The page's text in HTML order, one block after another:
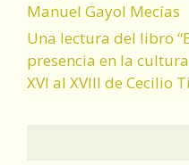
Manuel Gayol Mecías
Una lectura del libro
presencia en la
XVI al XVIII de Cecilio